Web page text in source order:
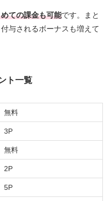
ての課金も可能です。まと
与されるボーナスも増えて
ト一覧
無料
3P
無料
2P
5P